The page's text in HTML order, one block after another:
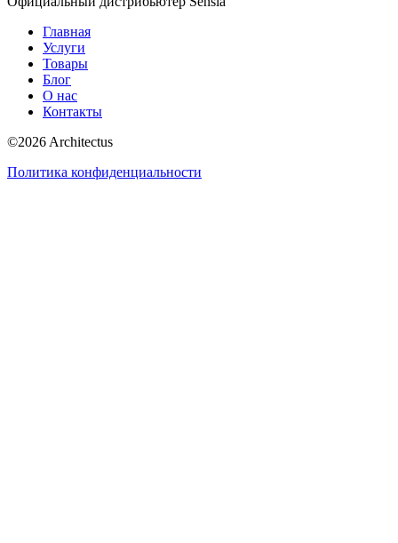
Главная
Услуги
Товары
Блог
О нас
Контакты
©2026 Architectus
Политика конфиденциальности